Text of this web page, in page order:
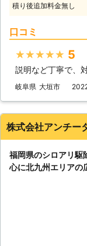
積り後追加料金無し
口コミ
★★★★★ 5
説明など丁寧で、
岐阜県 大垣市
株式会社アンチー
福岡県のシロアリ駆
心に北九州エリアの